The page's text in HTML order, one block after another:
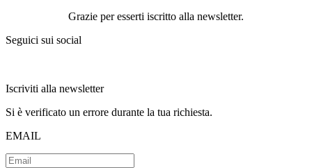
Grazie per esserti iscritto alla newsletter.
Seguici sui social
Iscriviti alla newsletter
Si è verificato un errore durante la tua richiesta.
EMAIL